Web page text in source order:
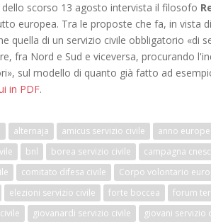
scorso 13 agosto intervista il filosofo
europea. Tra le proposte che fa, in vista
quella di un servizio civile obbligatorio «di
fra Nord e Sud e viceversa, procurando
sul modello di quanto già fatto ad
in PDF.
alternaja amicus servizio civile anno
bnl borea servizio civile campagna
comitato difesa civile Corpo volontario
elezioni servizio civile forte boccea forum
giovanardi servizio civile giovani servizio